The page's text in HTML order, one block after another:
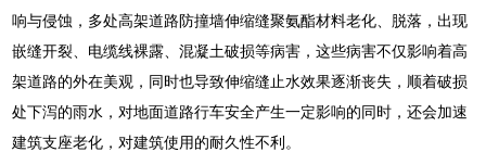
响与侵蚀，多处高架道路防撞墙伸缩缝聚氨酯材料老化、脱落，出现
嵌缝开裂、电缆线裸露、混凝土破损等病害，这些病害不仅影响着高
架道路的外在美观，同时也导致伸缩缝止水效果逐渐丧失，顺着破损
处下泻的雨水，对地面道路行车安全产生一定影响的同时，还会加速
建筑支座老化，对建筑使用的耐久性不利。